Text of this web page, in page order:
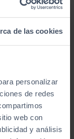
de las cookies
personalizar
de redes
web con
y análisis